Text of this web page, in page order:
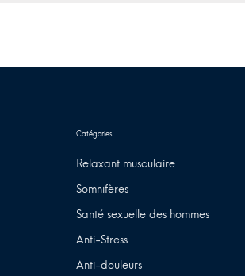
Relaxant musculaire
Somnifères
Santé sexuelle des hommes
Anti-Stress
Anti-douleurs